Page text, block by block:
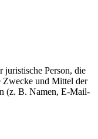
juristische Person, die
Zwecke und Mittel der
(z. B. Namen, E-Mail-